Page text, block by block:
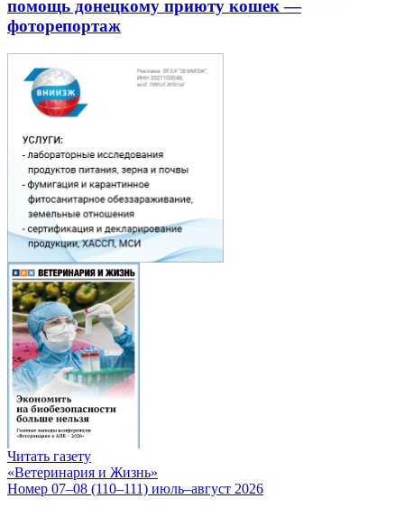
помощь донецкому приюту кошек —
фоторепортаж
Читать газету
«Ветеринария и Жизнь»
Номер 07–08 (110–111) июль–август 2026